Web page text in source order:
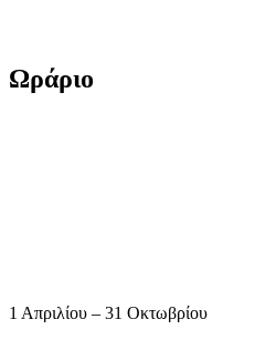
Ωράριο
1 Απριλίου – 31 Οκτωβρίου